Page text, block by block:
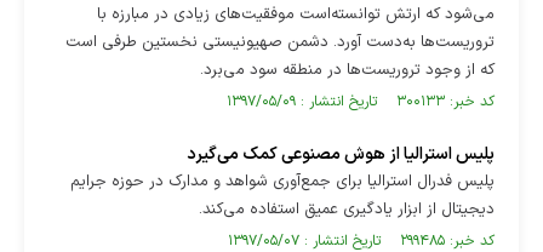
می‌شود که ارتش توانسته‌است موفقیت‌های زیادی در مبارزه با
تروریست‌ها به‌دست آورد. دشمن صهیونیستی نخستین طرفی است
که از وجود تروریست‌ها در منطقه سود می‌برد.
کد خبر: ۳۰۰۱۳۳ تاریخ انتشار : ۱۳۹۷/۰۵/۰۹
پلیس استرالیا از هوش مصنوعی کمک می‌گیرد
پلیس فدرال استرالیا برای جمع‌آوری شواهد و مدارک در حوزه جرایم
دیجیتال از ابزار یادگیری عمیق استفاده می‌کند.
کد خبر: ۲۹۹۴۸۵ تاریخ انتشار : ۱۳۹۷/۰۵/۰۷